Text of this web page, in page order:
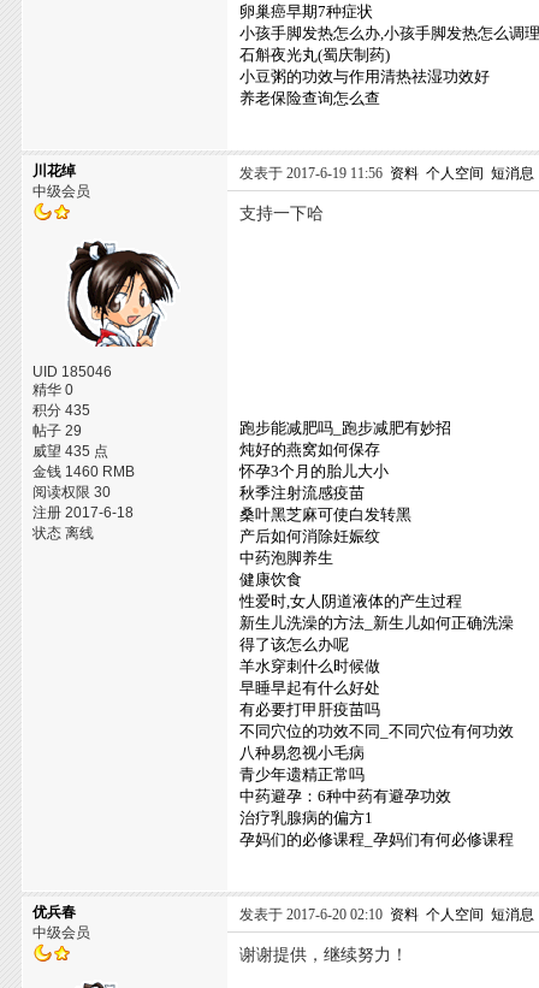
卵巢癌早期7种症状
小孩手脚发热怎么办,小孩手脚发热怎么调
石斛夜光丸(蜀庆制药)
小豆粥的功效与作用清热祛湿功效好
养老保险查询怎么查
川花绰
中级会员
UID 185046
精华 0
积分 435
帖子 29
威望 435 点
金钱 1460 RMB
阅读权限 30
注册 2017-6-18
状态 离线
发表于 2017-6-19 11:56 资料 个人空间 短消息
支持一下哈
跑步能减肥吗_跑步减肥有妙招
炖好的燕窝如何保存
怀孕3个月的胎儿大小
秋季注射流感疫苗
桑叶黑芝麻可使白发转黑
产后如何消除妊娠纹
中药泡脚养生
健康饮食
性爱时,女人阴道液体的产生过程
新生儿洗澡的方法_新生儿如何正确洗澡
得了该怎么办呢
羊水穿刺什么时候做
早睡早起有什么好处
有必要打甲肝疫苗吗
不同穴位的功效不同_不同穴位有何功效
八种易忽视小毛病
青少年遗精正常吗
中药避孕：6种中药有避孕功效
治疗乳腺病的偏方1
孕妈们的必修课程_孕妈们有何必修课程
优兵春
中级会员
发表于 2017-6-20 02:10 资料 个人空间 短消息
谢谢提供，继续努力！